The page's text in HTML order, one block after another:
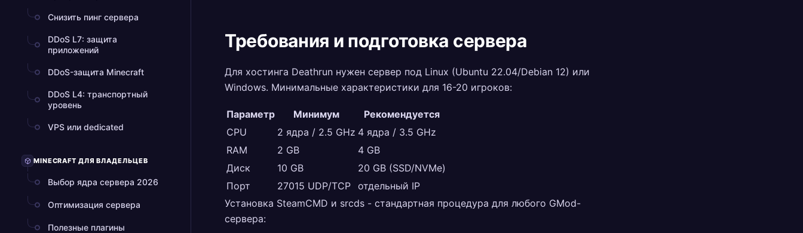
Снизить пинг сервера
DDoS L7: защита
приложений
DDoS-защита Minecraft
DDoS L4: транспортный
уровень
VPS или dedicated
MINECRAFT ДЛЯ ВЛАДЕЛЬЦЕВ
Выбор ядра сервера 2026
Оптимизация сервера
Полезные плагины
Требования и подготовка сервера
Для хостинга Deathrun нужен сервер под Linux (Ubuntu 22.04/Debian 12) или
Windows. Минимальные характеристики для 16-20 игроков:
Параметр Минимум
Рекомендуется
CPU
2 ядра / 2.5 GHz 4 ядра / 3.5 GHz
RAM
2 GB
4 GB
Диск
10 GB
20 GB (SSD/NVMe)
Порт
27015 UDP/TCP отдельный IP
Установка SteamCMD и srcds - стандартная процедура для любого GMod-
сервера: